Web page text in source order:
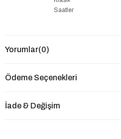
Saatler
Yorumlar(0)
Ödeme Seçenekleri
İade & Değişim